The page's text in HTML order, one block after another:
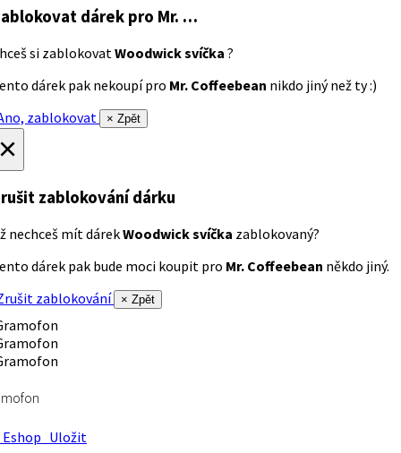
dárek pro Mr. …
si zablokovat Woodwick svíčka ?
dárek pak nekoupí pro Mr. Coffeebean nikdo jiný než ty :)
zablokovat
× Zpět
zablokování dárku
nechceš mít dárekWoodwick svíčka zablokovaný?
dárek pak bude moci koupit pro Mr. Coffeebean někdo jiný.
zablokování
× Zpět
Uložit